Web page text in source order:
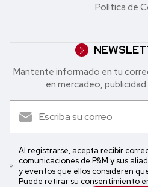
Política de
Mantente informado en tu
en mercadeo,
Al registrarse, acepta recibir
comunicaciones de P&M y sus
y eventos que ellos consideren
Puede retirar su consentimiento